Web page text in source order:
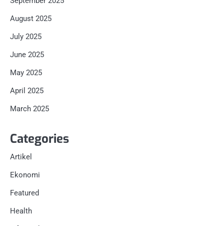
August 2025
July 2025
June 2025
May 2025
April 2025
March 2025
Categories
Artikel
Ekonomi
Featured
Health